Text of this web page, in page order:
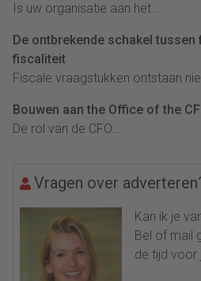
Is uw organisatie aan het...
De ontbrekende schakel tussen
fiscaliteit
Fiscale vraagstukken ontstaan
Bouwen aan the Office of the
De rol van de CFO...
Vragen over
Kan ik je
Bel of mail
de tijd voor